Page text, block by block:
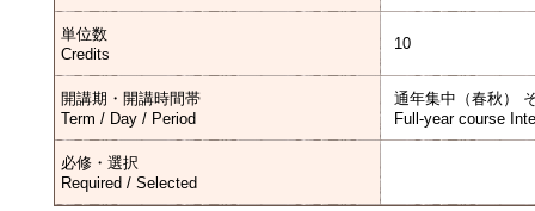
単位数
Credits
10
開講期・開講時間帯
Term / Day / Period
通年集中（春秋）
Full-year course
必修・選択
Required / Selected